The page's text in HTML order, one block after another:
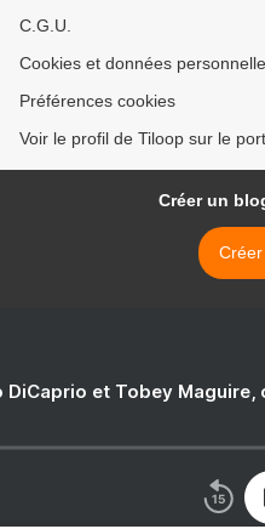
C.G.U.
Cookies et données
Préférences cookies
Voir le profil de Tiloop sur le
Créer un
DiCaprio et Tobey